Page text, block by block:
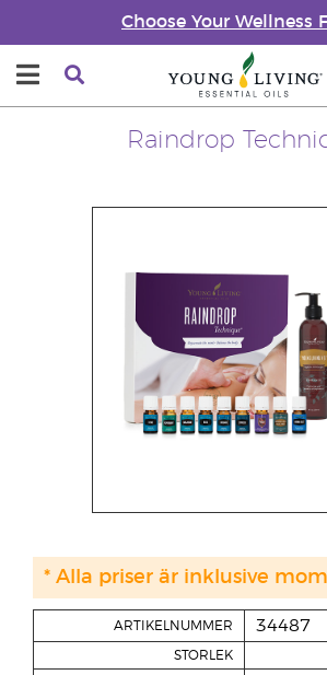
Choose Your Wellness
Raindrop
ARTIKELNUMMER 34487
STORLEK
* Alla priser är inklusive